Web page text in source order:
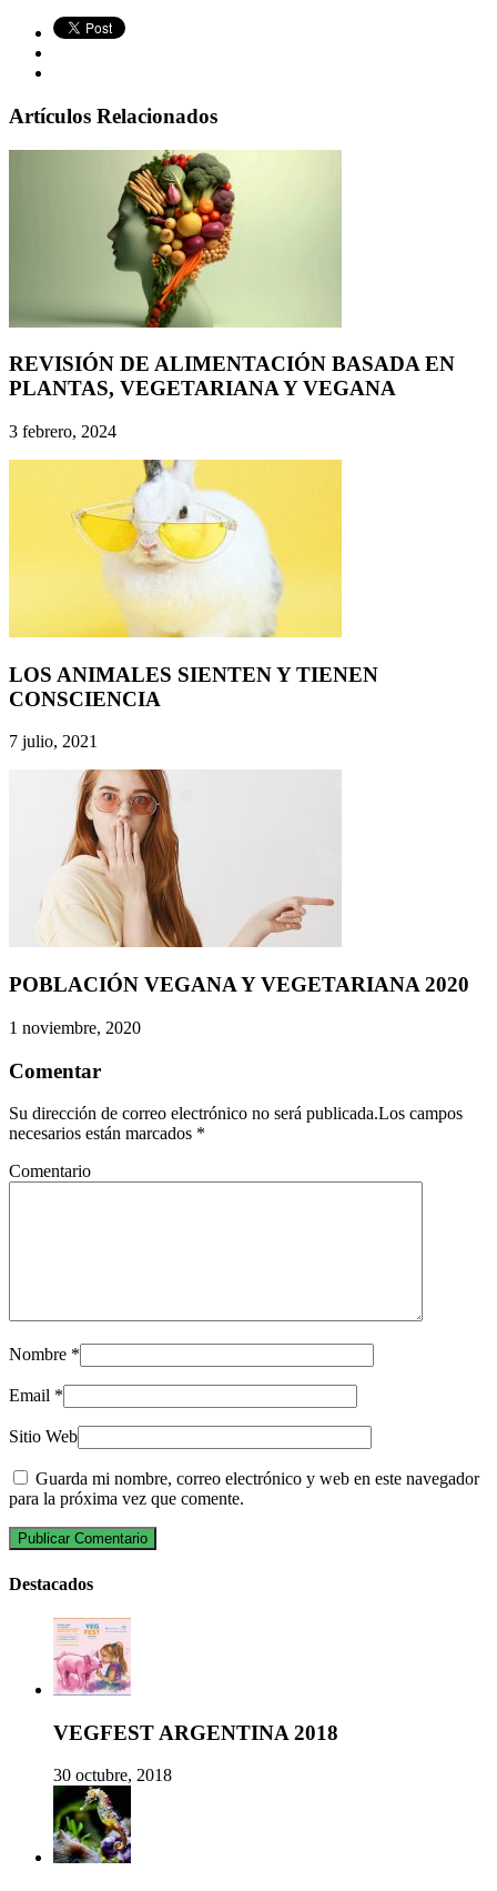
Artículos Relacionados
REVISIÓN DE ALIMENTACIÓN BASADA EN
PLANTAS, VEGETARIANA Y VEGANA
3 febrero, 2024
LOS ANIMALES SIENTEN Y TIENEN
CONSCIENCIA
7 julio, 2021
POBLACIÓN VEGANA Y VEGETARIANA 2020
1 noviembre, 2020
Comentar
Su dirección de correo electrónico no será publicada.Los campos
necesarios están marcados *
Comentario
Nombre *
Email *
Sitio Web
Guarda mi nombre, correo electrónico y web en este navegador
para la próxima vez que comente.
Destacados
VEGFEST ARGENTINA 2018
30 octubre, 2018